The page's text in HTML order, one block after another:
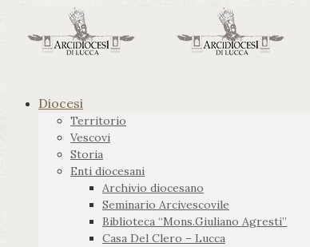
Diocesi
Territorio
Vescovi
Storia
Enti diocesani
Archivio diocesano
Seminario Arcivescovile
Biblioteca “Mons.Giuliano Agresti”
Casa Del Clero – Lucca